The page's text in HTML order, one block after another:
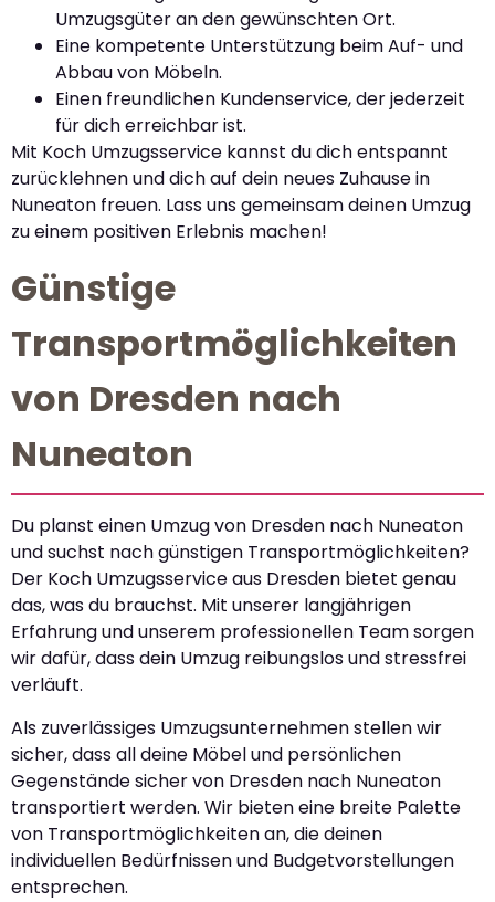
Umzugsgüter an den gewünschten Ort.
Eine kompetente Unterstützung beim Auf- und
Abbau von Möbeln.
Einen freundlichen Kundenservice, der jederzeit
für dich erreichbar ist.
Mit Koch Umzugsservice kannst du dich entspannt
zurücklehnen und dich auf dein neues Zuhause in
Nuneaton freuen. Lass uns gemeinsam deinen Umzug
zu einem positiven Erlebnis machen!
Günstige
Transportmöglichkeiten
von Dresden nach
Nuneaton
Du planst einen Umzug von Dresden nach Nuneaton
und suchst nach günstigen Transportmöglichkeiten?
Der Koch Umzugsservice aus Dresden bietet genau
das, was du brauchst. Mit unserer langjährigen
Erfahrung und unserem professionellen Team sorgen
wir dafür, dass dein Umzug reibungslos und stressfrei
verläuft.
Als zuverlässiges Umzugsunternehmen stellen wir
sicher, dass all deine Möbel und persönlichen
Gegenstände sicher von Dresden nach Nuneaton
transportiert werden. Wir bieten eine breite Palette
von Transportmöglichkeiten an, die deinen
individuellen Bedürfnissen und Budgetvorstellungen
entsprechen.